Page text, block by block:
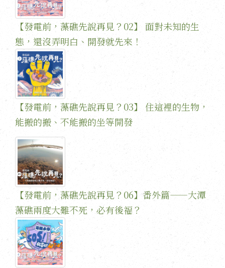
【發電前，藻礁先說再見？02】 面對未知的生
態，還沒弄明白、開發就先來！
【發電前，藻礁先說再見？03】 住這裡的生物，
能搬的搬、不能搬的坐等開發
【發電前，藻礁先說再見？06】番外篇——大潭
藻礁兩度大難不死，必有後福？